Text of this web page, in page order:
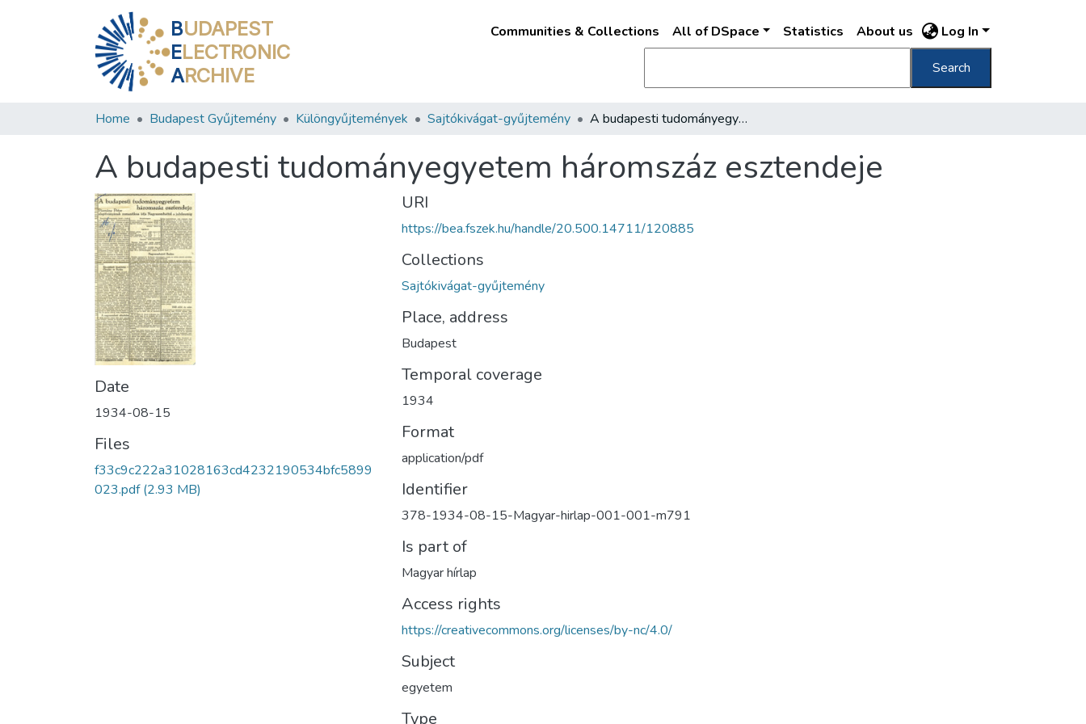
BUDAPEST
ELECTRONIC
ARCHIVE
Communities & Collections All of DSpace Statistics About us Log In
Search
Home Budapest Gyűjtemény Különgyűjtemények Sajtókivágat-gyűjtemény A budapesti tudományegyetem háromszáz esztendeje
A budapesti tudományegyetem háromszáz esztendeje
Date
1934-08-15
Files
f33c9c222a31028163cd4232190534bfc5899
023.pdf(2.93 MB)
URI
https://bea.fszek.hu/handle/20.500.14711/120885
Collections
Sajtókivágat-gyűjtemény
Place, address
Budapest
Temporal coverage
1934
Format
application/pdf
Identifier
378-1934-08-15-Magyar-hirlap-001-001-m791
Is part of
Magyar hírlap
Access rights
https://creativecommons.org/licenses/by-nc/4.0/
Subject
egyetem
Type